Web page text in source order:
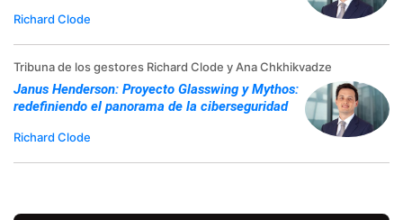
Richard Clode
Tribuna de los gestores Richard Clode y Ana Chkhikvadze
Janus Henderson: Proyecto Glasswing y Mythos:
redefiniendo el panorama de la ciberseguridad
Richard Clode